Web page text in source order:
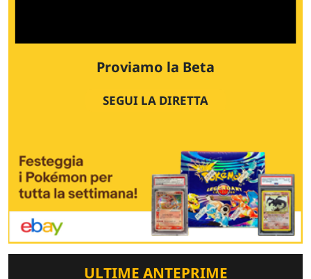
Proviamo la Beta
SEGUI LA DIRETTA
ULTIME ANTEPRIME